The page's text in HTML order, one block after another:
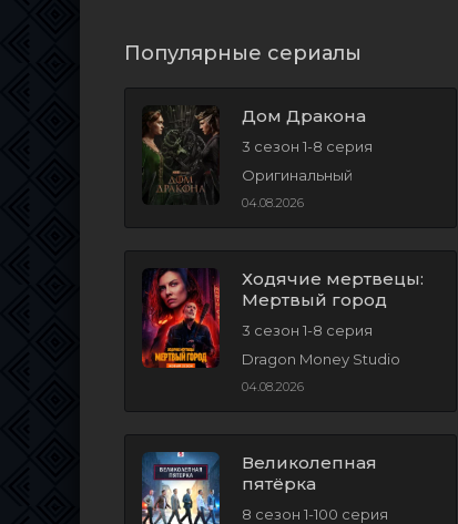
Популярные сериалы
Дом Дракона
3 сезон 1-8 серия
Оригинальный
04.08.2026
Ходячие мертвецы:
Мертвый город
3 сезон 1-8 серия
Dragon Money Studio
04.08.2026
Великолепная
пятёрка
8 сезон 1-100 серия